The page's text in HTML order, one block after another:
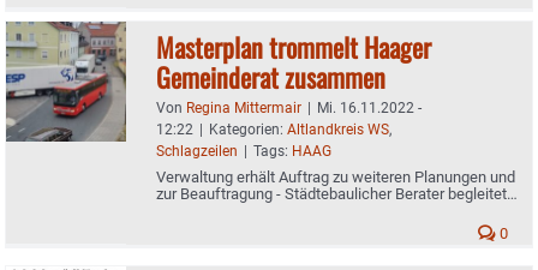
Masterplan trommelt Haager
Gemeinderat zusammen
Von Regina Mittermair | Mi. 16.11.2022 -
12:22 | Kategorien: Altlandkreis WS,
Schlagzeilen | Tags: HAAG
Verwaltung erhält Auftrag zu weiteren Planungen und
zur Beauftragung - Städtebaulicher Berater begleitet
0